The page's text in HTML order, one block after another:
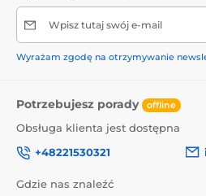
Wpisz tutaj swój e-mail
Wyrażam zgodę na otrzymywanie
Potrzebujesz porady offline
Obsługa klienta jest dostępna
+48221530321
Gdzie nas znaleźć